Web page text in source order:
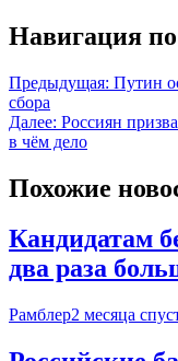
Навигация
Предыдущая: Путин
сбора
Далее: Россиян
в чём дело
Похожие
Кандидатам
два раза
Рамблер2 месяца